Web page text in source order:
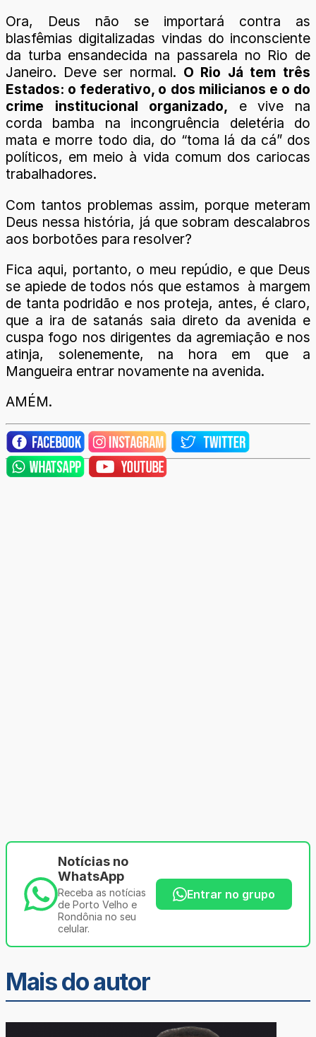
Ora, Deus não se importará contra as
blasfêmias digitalizadas vindas do inconsciente
da turba ensandecida na passarela no Rio de
Janeiro. Deve ser normal. O Rio Já tem três
Estados: o federativo, o dos milicianos e o do
crime institucional organizado, e vive na
corda bamba na incongruência deletéria do
mata e morre todo dia, do “toma lá da cá” dos
políticos, em meio à vida comum dos cariocas
trabalhadores.
Com tantos problemas assim, porque meteram
Deus nessa história, já que sobram descalabros
aos borbotões para resolver?
Fica aqui, portanto, o meu repúdio, e que Deus
se apiede de todos nós que estamos à margem
de tanta podridão e nos proteja, antes, é claro,
que a ira de satanás saia direto da avenida e
cuspa fogo nos dirigentes da agremiação e nos
atinja, solenemente, na hora em que a
Mangueira entrar novamente na avenida.
AMÉM.
Notícias no
WhatsApp
Receba as notícias
de Porto Velho e
Rondônia no seu
celular.
Entrar no grupo
Mais do autor